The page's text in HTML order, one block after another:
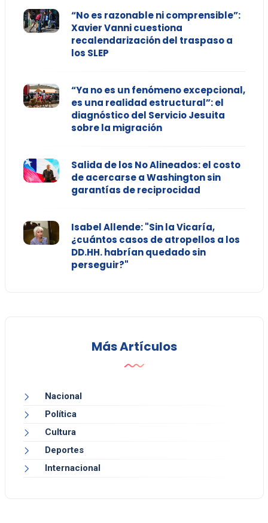
“No es razonable ni comprensible”:
Xavier Vanni cuestiona
recalendarización del traspaso a
los SLEP
“Ya no es un fenómeno excepcional,
es una realidad estructural”: el
diagnóstico del Servicio Jesuita
sobre la migración
Salida de los No Alineados: el costo
de acercarse a Washington sin
garantías de reciprocidad
Isabel Allende: "Sin la Vicaría,
¿cuántos casos de atropellos a los
DD.HH. habrían quedado sin
perseguir?"
Más Artículos
Nacional
Política
Cultura
Deportes
Internacional